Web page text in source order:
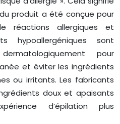
produit a été conçue pour
réactions allergiques et
hypoallergéniques sont
pour
et éviter les ingrédients
ou irritants. Les fabricants
doux et apaisants
d’épilation plus